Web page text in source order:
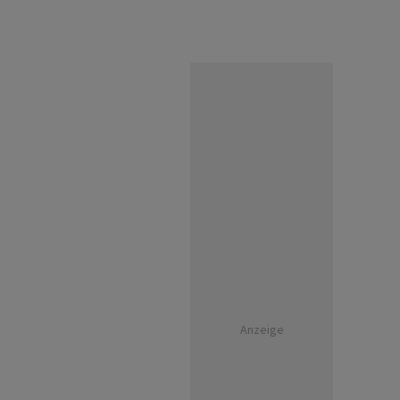
Anzeige